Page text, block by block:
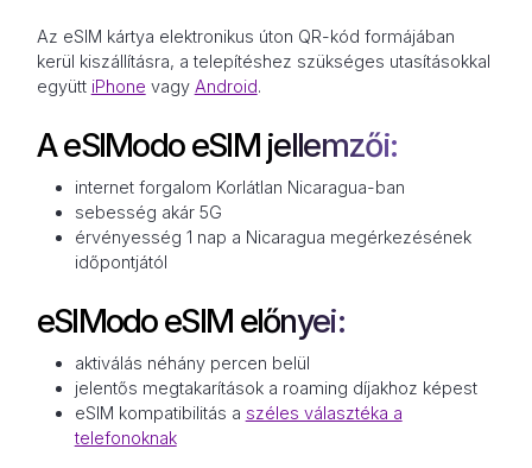
Az eSIM kártya elektronikus úton QR-kód formájában
kerül kiszállításra, a telepítéshez szükséges utasításokkal
együtt iPhone vagy Android.
A eSIModo eSIM jellemzői:
internet forgalom Korlátlan Nicaragua-ban
sebesség akár 5G
érvényesség 1 nap a Nicaragua megérkezésének
időpontjától
eSIModo eSIM előnyei:
aktiválás néhány percen belül
jelentős megtakarítások a roaming díjakhoz képest
eSIM kompatibilitás a széles választéka a
telefonoknak